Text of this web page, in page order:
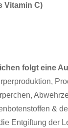
Vitamin C)
folgt eine
&
Entgiftung der